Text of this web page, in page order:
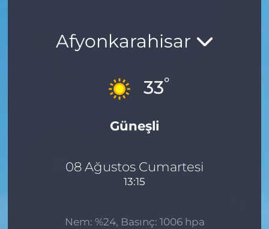
Afyonkarahisar
33°
Güneşli
08 Ağustos Cumartesi
13:15
Nem: %24, Basınç: 1006 hpa